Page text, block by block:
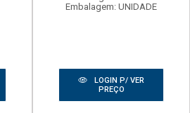
Embalagem: UNIDADE
LOGIN P/ VER
PREÇO